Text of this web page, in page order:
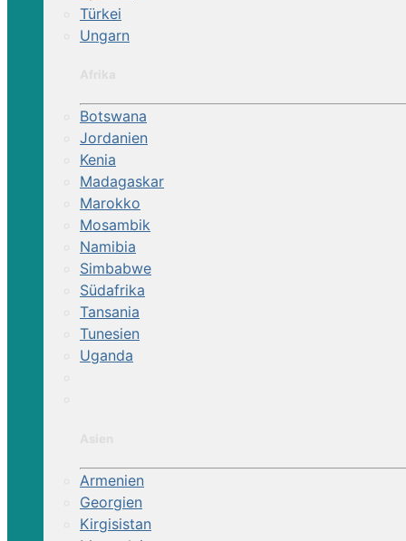
Türkei
Ungarn
Botswana
Jordanien
Kenia
Madagaskar
Marokko
Mosambik
Namibia
Simbabwe
Südafrika
Tansania
Tunesien
Uganda
Armenien
Georgien
Kirgisistan